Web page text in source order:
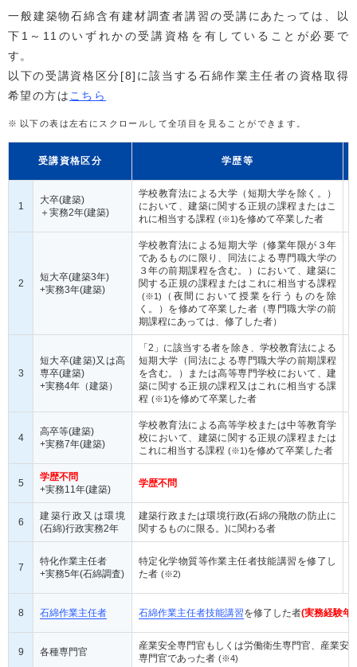
一般建築物石綿含有建材調査者講習の受講にあたっては、以
下1～11のいずれかの受講資格を有していることが必要で
す。
以下の受講資格区分[8]に該当する石綿作業主任者の資格取得
希望の方は こちら
以下の表は左右にスクロールして全項目を見ることができます。
受講資格区分 学歴等
1
大卒(建築)
＋実務2年(建築)
学校教育法による大学（短期大学を除く。）
において、建築に関する正規の課程またはこ
れに相当する課程 (※1)を修めて卒業した者
2
短大卒(建築3年)
+実務3年(建築)
学校教育法による短期大学（修業年限が３年
であるものに限り、同法による専門職大学の
３年の前期課程を含む。）において、建築に
関する正規の課程またはこれに相当する課程
(※1)（夜間において授業を行うものを除
く。）を修めて卒業した者（専門職大学の前
期課程にあっては、修了した者）
3
短大卒(建築)又は高
専卒(建築)
+実務4年（建築）
「2」に該当する者を除き、学校教育法による
短期大学（同法による専門職大学の前期課程
を含む。）または高等専門学校において、建
築に関する正規の課程又はこれに相当する課
程 (※1)を修めて卒業した者
4
高卒等(建築)
+実務7年(建築)
学校教育法による高等学校または中等教育学
校において、建築に関する正規の課程または
これに相当する課程 (※1)を修めて卒業した者
5
学歴不問
+実務11年(建築)
学歴不問
6
建築行政又は環境
(石綿)行政実務2年
建築行政または環境行政(石綿の飛散の防止に
関するものに限る。)に関わる者
7
特化作業主任者
+実務5年(石綿調査)
特定化学物質等作業主任者技能講習を修了し
た者 (※2)
8 石綿作業主任者 石綿作業主任者技能講習を修了した者(実務経験年
9 各種専門官
産業安全専門官もしくは労働衛生専門官、産業安
専門官であった者 (※4)